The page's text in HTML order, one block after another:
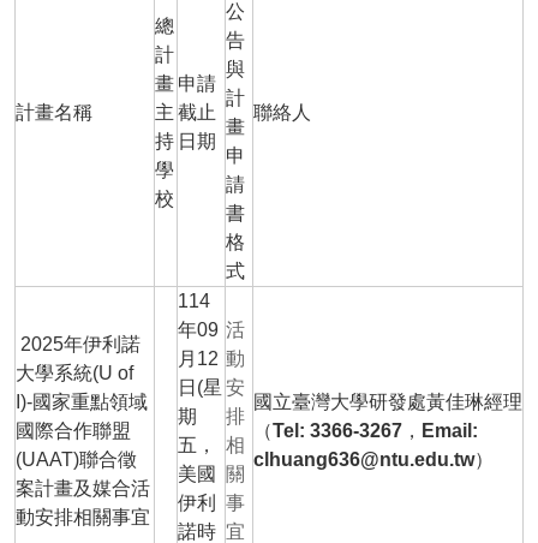
計畫名稱
總
計
畫
主
持
學
校
申請
截止
日期
公
告
與
計
畫
申
請
書
格
式
聯絡人
2025年伊利諾
大學系統(U of
I)-國家重點領域
國際合作聯盟
(UAAT)聯合徵
案計畫及媒合活
動安排相關事宜
114
年09
月12
日(星
期
五，
美國
伊利
諾時
活
動
安
排
相
關
事
宜
國立臺灣大學研發處黃佳琳經理
（Tel: 3366-3267，Email:
clhuang636@ntu.edu.tw）